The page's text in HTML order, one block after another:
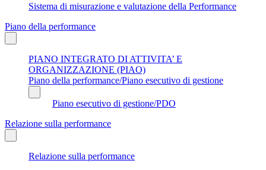
Sistema di misurazione e valutazione della Performance
Piano della performance
PIANO INTEGRATO DI ATTIVITA’ E
ORGANIZZAZIONE (PIAO)
Piano della performance/Piano esecutivo di gestione
Piano esecutivo di gestione/PDO
Relazione sulla performance
Relazione sulla performance